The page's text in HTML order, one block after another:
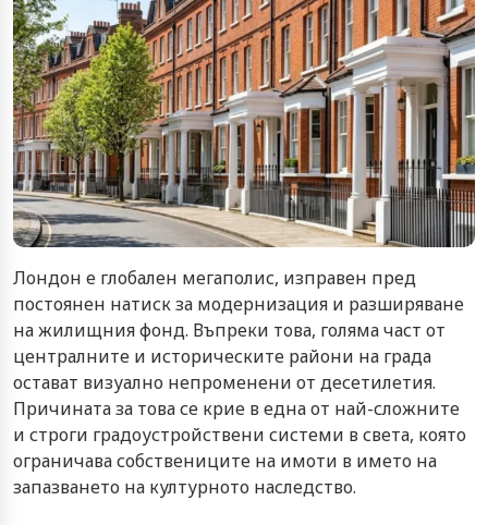
Лондон е глобален мегаполис, изправен пред
постоянен натиск за модернизация и разширяване
на жилищния фонд. Въпреки това, голяма част от
централните и историческите райони на града
остават визуално непроменени от десетилетия.
Причината за това се крие в една от най-сложните
и строги градоустройствени системи в света, която
ограничава собствениците на имоти в името на
запазването на културното наследство.